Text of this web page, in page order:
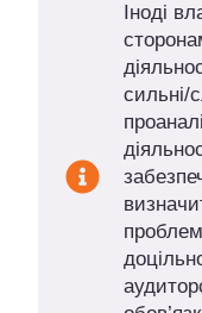
Іноді
сильні/